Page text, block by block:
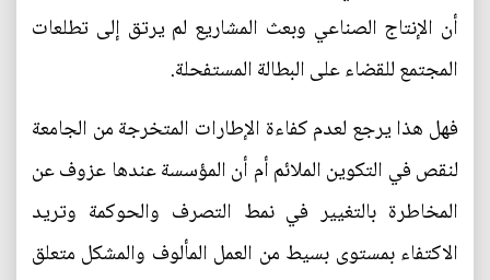
أن الإنتاج الصناعي وبعث المشاريع لم يرتق إلى تطلعات
المجتمع للقضاء على البطالة المستفحلة.
فهل هذا يرجع لعدم كفاءة الإطارات المتخرجة من الجامعة
لنقص في التكوين الملائم أم أن المؤسسة عندها عزوف عن
المخاطرة بالتغيير في نمط التصرف والحوكمة وتريد
الاكتفاء بمستوى بسيط من العمل المألوف والمشكل متعلق